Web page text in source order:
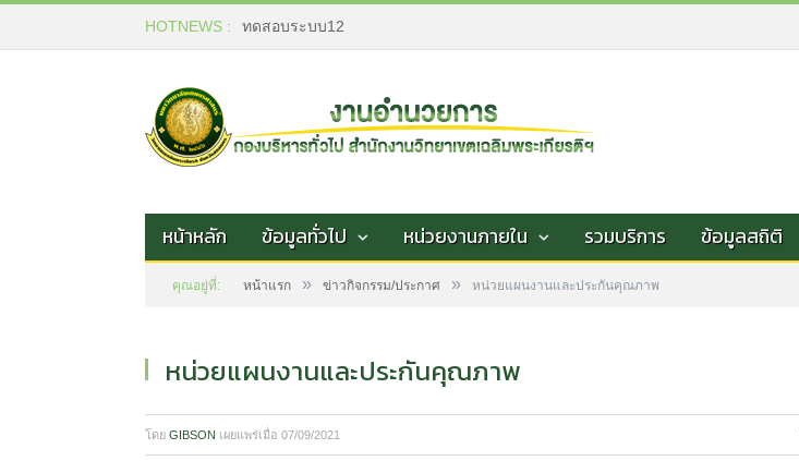
HOTNEWS : ทดสอบระบบ12
หน้าหลัก ข้อมูลทั่วไป หน่วยงานภายใน รวมบริการ ข้อมูลสถิติ
คุณอยู่ที่: หน้าแรก » ข่าวกิจกรรม/ประกาศ » หน่วยแผนงานและประกันคุณภาพ
หน่วยแผนงานและประกันคุณภาพ
โดย GIBSON เผยแพร่เมื่อ 07/09/2021